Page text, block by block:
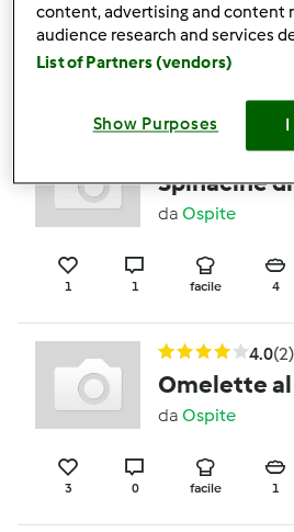
daOspite
5.0(1)
Spinacine
da Ospite
1 1 facile 4
4.0(2)
Omelette
da Ospite
3 0 facile 1
content, advertising and content
audience research and services
List of Partners (vendors)
Show Purposes